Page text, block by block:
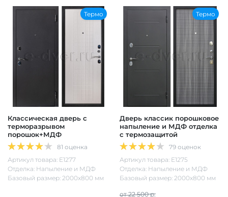
Термо
Классическая дверь с
терморазрывом
порошок+МДФ
81 оценка
Артикул товара: Е1277
Отделка: Напыление и МДФ
Базовый размер: 2000х800 мм
Термо
Дверь классик порошковое
напыление и МДФ отделка
с термозащитой
79 оценок
Артикул товара: Е1275
Отделка: Напыление и МДФ
Базовый размер: 2000х800 мм
от 22 500 р.